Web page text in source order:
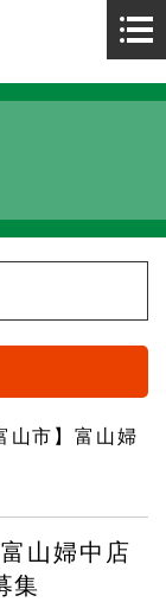
らせ
案内
情報
山市】富山婦
山婦中店
集